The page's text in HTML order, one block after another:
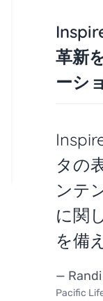
革新
ーシ
タの
ンテ
に関
を備
—
Pacific